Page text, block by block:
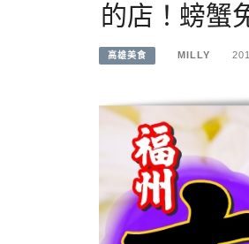
的店！螃蟹
高雄美食 MILLY